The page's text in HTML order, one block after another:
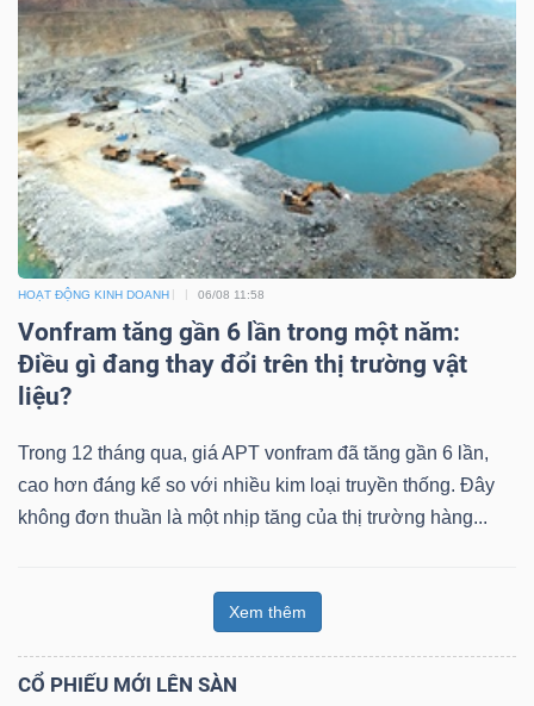
HOẠT ĐỘNG KINH DOANH 06/08 11:58
Vonfram tăng gần 6 lần trong một năm:
Điều gì đang thay đổi trên thị trường vật
liệu?
Trong 12 tháng qua, giá APT vonfram đã tăng gần 6 lần,
cao hơn đáng kể so với nhiều kim loại truyền thống. Đây
không đơn thuần là một nhịp tăng của thị trường hàng...
Xem thêm
CỔ PHIẾU MỚI LÊN SÀN